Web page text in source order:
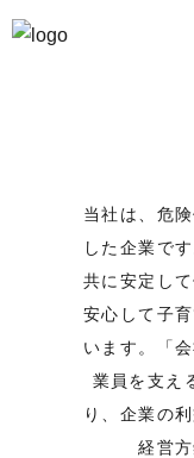
当社は、危
した企業で
共に安定し
安心して子
います。「
業員を支え
り、企業の
経営